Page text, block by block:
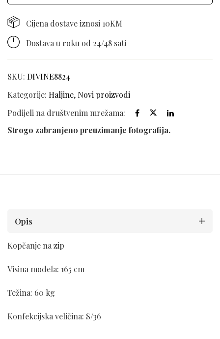
Cijena dostave iznosi 10KM
Dostava u roku od 24/48 sati
SKU: DIVINE8824
Kategorije: Haljine, Novi proizvodi
Podijeli na društvenim mrežama:
Strogo zabranjeno preuzimanje fotografija.
Opis
Kopčanje na zip
Visina modela: 165 cm
Težina: 60 kg
Konfekcijska veličina: S/36